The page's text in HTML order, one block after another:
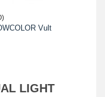
Vult
LIGHT